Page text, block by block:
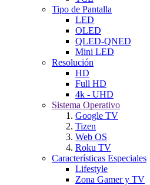
Tipo de Pantalla
LED
OLED
QLED-QNED
Mini LED
Resolución
HD
Full HD
4k - UHD
Sistema Operativo
Google TV
Tizen
Web OS
Roku TV
Características Especiales
Lifestyle
Zona Gamer y TV